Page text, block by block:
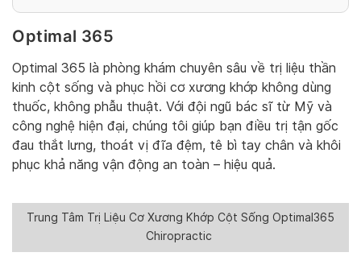
Optimal 365
Optimal 365 là phòng khám chuyên sâu về trị liệu thần
kinh cột sống và phục hồi cơ xương khớp không dùng
thuốc, không phẫu thuật. Với đội ngũ bác sĩ từ Mỹ và
công nghệ hiện đại, chúng tôi giúp bạn điều trị tận gốc
đau thắt lưng, thoát vị đĩa đệm, tê bì tay chân và khôi
phục khả năng vận động an toàn – hiệu quả.
Trung Tâm Trị Liệu Cơ Xương Khớp Cột Sống Optimal365
Chiropractic